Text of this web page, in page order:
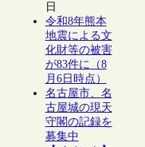
日
令和8年熊本
地震による文
化財等の被害
が83件に（8
月6日時点）
名古屋市、名
古屋城の現天
守閣の記録を
募集中